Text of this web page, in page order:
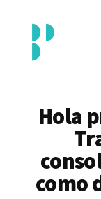
contenido
principal
menu
Piedrahita
docente
pedagógico
Hola
como